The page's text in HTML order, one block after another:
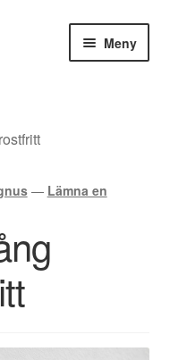
Meny
— Lämna en